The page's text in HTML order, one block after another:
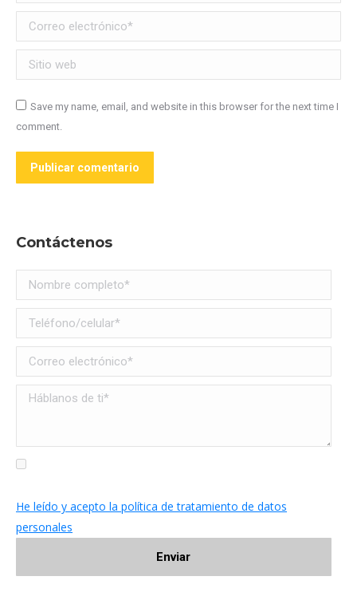
Correo electrónico *
Sitio web
Save my name, email, and website in this browser for the next time I
comment.
Publicar comentario
Contáctenos
He leído y acepto la política de tratamiento de datos
personales